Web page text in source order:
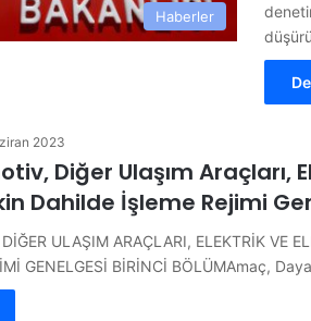
Haberler
2023
Diğer Ulaşım Araçları,
Dahilde İşleme Rejimi
ULAŞIM ARAÇLARI, ELEKTRİK VE
GENELGESİ BİRİNCİ BÖLÜMAmaç,